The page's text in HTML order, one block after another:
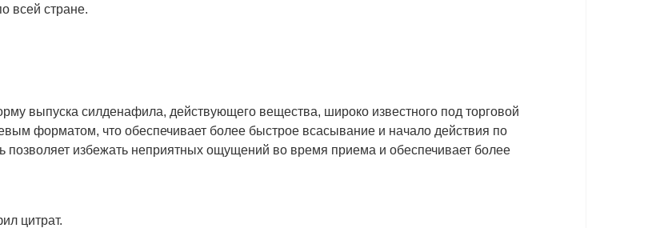
всей стране.
выпуска силденафила, действующего вещества, широко известного под торговой
форматом, что обеспечивает более быстрое всасывание и начало действия по
позволяет избежать неприятных ощущений во время приема и обеспечивает более
цитрат.